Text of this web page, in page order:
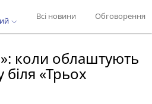
Всі новини Обговорення
коли облаштують
біля «Трьох